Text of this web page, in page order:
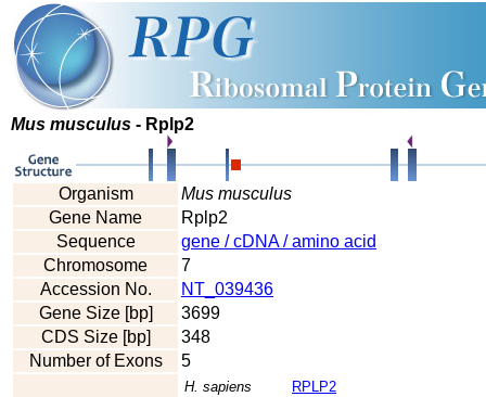
Mus musculus - Rplp2
Organism
Mus musculus
Gene Name
Rplp2
Sequence
gene / cDNA / amino acid
Chromosome
7
Accession No.
NT_039436
Gene Size [bp]
3699
CDS Size [bp]
348
Number of Exons
5
H. sapiens
RPLP2